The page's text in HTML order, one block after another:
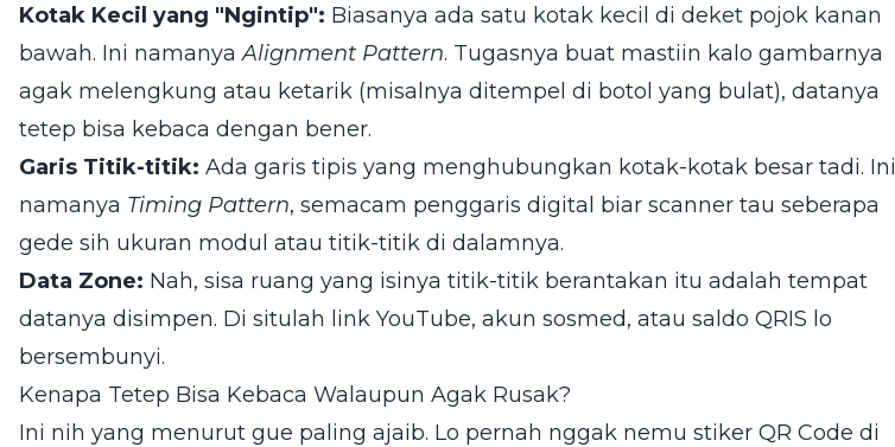
Kotak Kecil yang "Ngintip": Biasanya ada satu kotak kecil di deket pojok kanan
bawah. Ini namanyaAlignment Pattern. Tugasnya buat mastiin kalo gambarnya
agak melengkung atau ketarik (misalnya ditempel di botol yang bulat), datanya
tetep bisa kebaca dengan bener.
Garis Titik-titik: Ada garis tipis yang menghubungkan kotak-kotak besar tadi. Ini
namanya Timing Pattern, semacam penggaris digital biar scanner tau seberapa
gede sih ukuran modul atau titik-titik di dalamnya.
Data Zone: Nah, sisa ruang yang isinya titik-titik berantakan itu adalah tempat
datanya disimpen. Di situlah link YouTube, akun sosmed, atau saldo QRIS lo
bersembunyi.
Kenapa Tetep Bisa Kebaca Walaupun Agak Rusak?
Ini nih yang menurut gue paling ajaib. Lo pernah nggak nemu stiker QR Code di